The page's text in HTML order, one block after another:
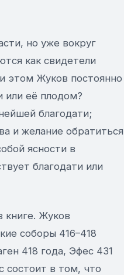
но уже вокруг
как свидетели
этом Жуков постоянно
или её плодом?
благодати;
и желание обратиться
ясности в
благодати или
книге. Жуков
соборы 416–418
418 года, Эфес 431
состоит в том, что